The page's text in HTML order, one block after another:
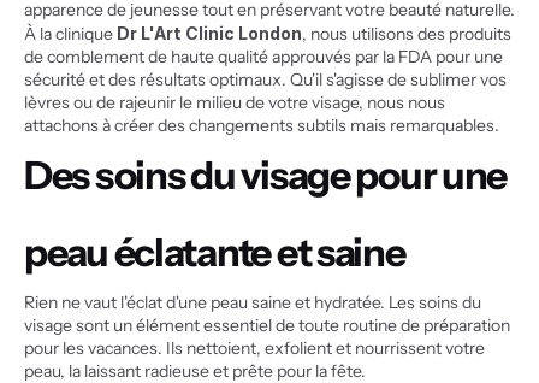
apparence de jeunesse tout en préservant votre beauté naturelle.
À la clinique Dr L'Art Clinic London, nous utilisons des produits
de comblement de haute qualité approuvés par la FDA pour une
sécurité et des résultats optimaux. Qu'il s'agisse de sublimer vos
lèvres ou de rajeunir le milieu de votre visage, nous nous
attachons à créer des changements subtils mais remarquables.
Des soins du visage pour une
peau éclatante et saine
Rien ne vaut l'éclat d'une peau saine et hydratée. Les soins du
visage sont un élément essentiel de toute routine de préparation
pour les vacances. Ils nettoient, exfolient et nourrissent votre
peau, la laissant radieuse et prête pour la fête.